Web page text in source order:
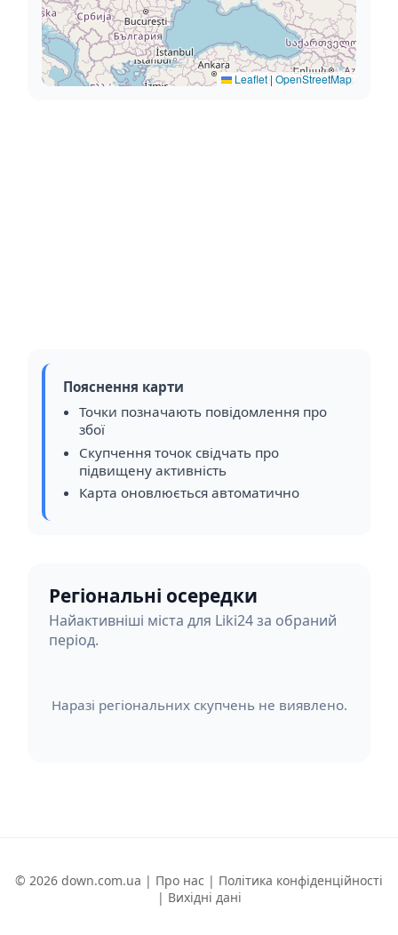
Leaflet | OpenStreetMap
Пояснення карти
Точки позначають повідомлення про
збої
Скупчення точок свідчать про
підвищену активність
Карта оновлюється автоматично
Регіональні осередки
Найактивніші міста для Liki24 за обраний
період.
Наразі регіональних скупчень не виявлено.
© 2026 down.com.ua | Про нас | Політика конфіденційності
| Вихідні дані